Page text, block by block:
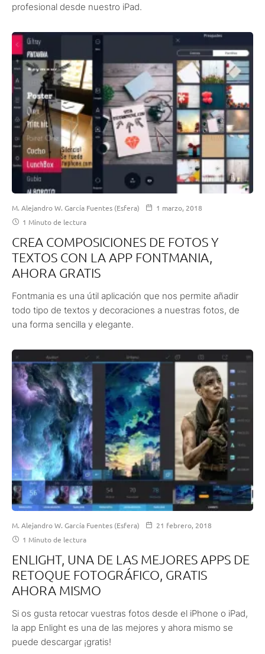
profesional desde nuestro iPad.
M. Alejandro W. García Fuentes (Esfera)
1 marzo, 2018
1 Minuto de lectura
CREA COMPOSICIONES DE FOTOS Y
TEXTOS CON LA APP FONTMANIA,
AHORA GRATIS
Fontmania es una útil aplicación que nos permite añadir
todo tipo de textos y decoraciones a nuestras fotos, de
una forma sencilla y elegante.
M. Alejandro W. García Fuentes (Esfera)
21 febrero, 2018
1 Minuto de lectura
ENLIGHT, UNA DE LAS MEJORES APPS DE
RETOQUE FOTOGRÁFICO, GRATIS
AHORA MISMO
Si os gusta retocar vuestras fotos desde el iPhone o iPad,
la app Enlight es una de las mejores y ahora mismo se
puede descargar ¡gratis!